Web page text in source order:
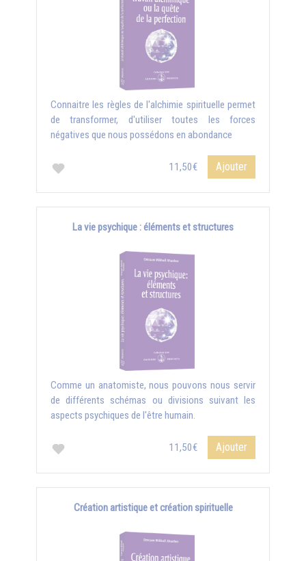
Connaitre les règles de l'alchimie spirituelle permet
de transformer, d'utiliser toutes les forces
négatives que nous possédons en abondance
11,50€ Ajouter
La vie psychique : éléments et structures
Comme un anatomiste, nous pouvons nous servir
de différents schémas ou divisions suivant les
aspects psychiques de l'être humain.
11,50€ Ajouter
Création artistique et création spirituelle